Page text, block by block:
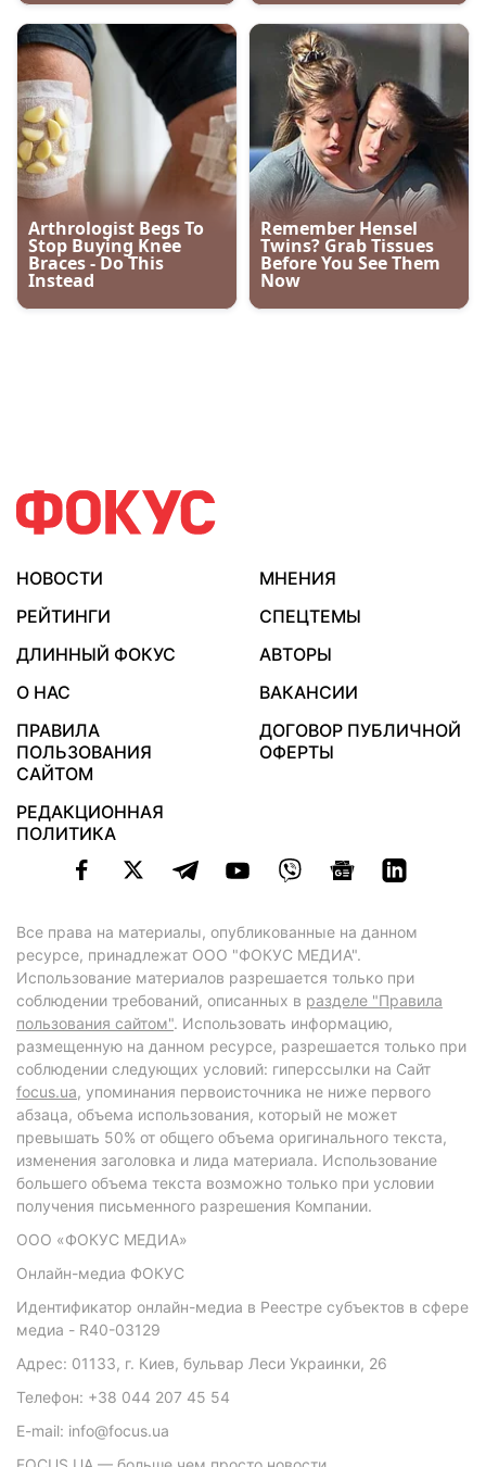
НОВОСТИ
МНЕНИЯ
РЕЙТИНГИ
СПЕЦТЕМЫ
ДЛИННЫЙ ФОКУС
АВТОРЫ
О НАС
ВАКАНСИИ
ПРАВИЛА
ПОЛЬЗОВАНИЯ
САЙТОМ
ДОГОВОР ПУБЛИЧНОЙ
ОФЕРТЫ
РЕДАКЦИОННАЯ
ПОЛИТИКА
Все права на материалы, опубликованные на данном
ресурсе, принадлежат ООО "ФОКУС МЕДИА".
Использование материалов разрешается только при
соблюдении требований, описанных в разделе "Правила
пользования сайтом". Использовать информацию,
размещенную на данном ресурсе, разрешается только при
соблюдении следующих условий: гиперссылки на Сайт
focus.ua, упоминания первоисточника не ниже первого
абзаца, объема использования, который не может
превышать 50% от общего объема оригинального текста,
изменения заголовка и лида материала. Использование
большего объема текста возможно только при условии
получения письменного разрешения Компании.
ООО «ФОКУС МЕДИА»
Онлайн-медиа ФОКУС
Идентификатор онлайн-медиа в Реестре субъектов в сфере
медиа - R40-03129
Адрес: 01133, г. Киев, бульвар Леси Украинки, 26
Телефон: +38 044 207 45 54
E-mail: info@focus.ua